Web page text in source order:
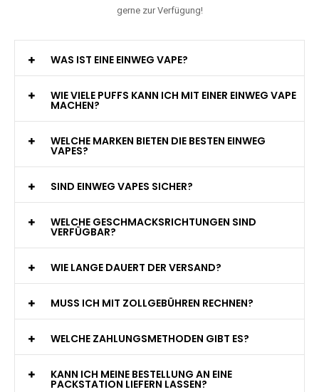
gerne zur Verfügung!
WAS IST EINE EINWEG VAPE?
WIE VIELE PUFFS KANN ICH MIT EINER EINWEG VAPE
MACHEN?
WELCHE MARKEN BIETEN DIE BESTEN EINWEG
VAPES?
SIND EINWEG VAPES SICHER?
WELCHE GESCHMACKSRICHTUNGEN SIND
VERFÜGBAR?
WIE LANGE DAUERT DER VERSAND?
MUSS ICH MIT ZOLLGEBÜHREN RECHNEN?
WELCHE ZAHLUNGSMETHODEN GIBT ES?
KANN ICH MEINE BESTELLUNG AN EINE
PACKSTATION LIEFERN LASSEN?